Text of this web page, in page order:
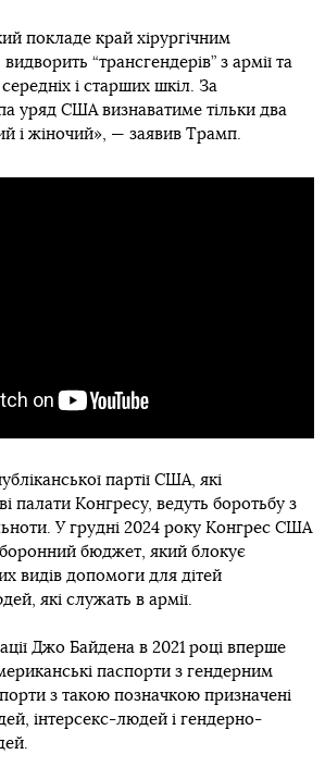
покладе край хірургічним
“трансгендерів” з армії та
і старших шкіл. За
уряд США визнаватиме тільки два
і жіночий», — заявив Трамп.
партії США, які
палати Конгресу, ведуть боротьбу з
У грудні 2024 року Конгрес США
бюджет, який блокує
видів допомоги для дітей
які служать в армії.
Джо Байдена в 2021 році вперше
паспорти з гендерним
з такою позначкою призначені
інтерсекс-людей і гендерно-